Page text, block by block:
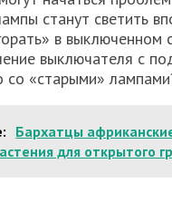
станут светить
в выключенном
выключателя с
со «старыми»
Бархатцы
для открытого